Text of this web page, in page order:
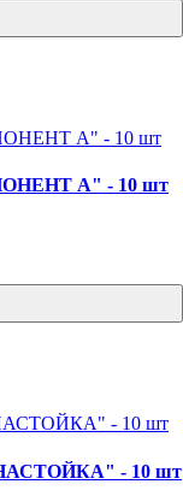
А" - 10 шт
- 10 шт